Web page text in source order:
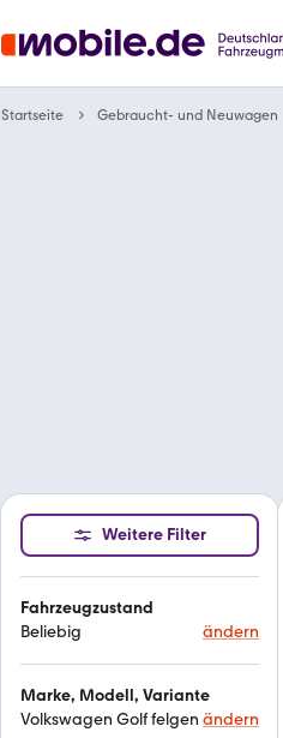
Startseite Gebraucht- und Neuwagen
Weitere Filter
Fahrzeugzustand
Beliebig
ändern
Marke, Modell, Variante
Volkswagen Golf felgen ändern